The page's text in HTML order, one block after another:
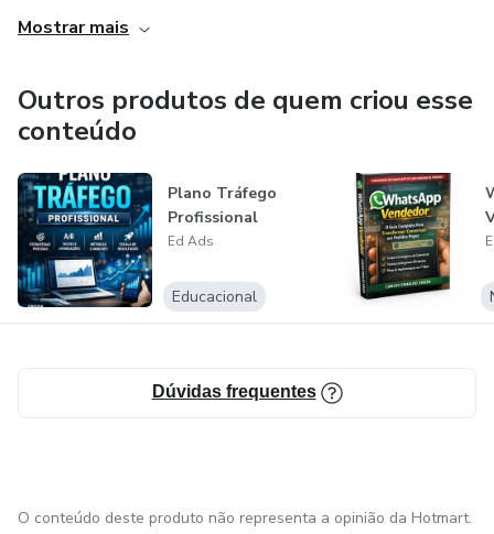
Mostrar mais
Outros produtos de quem criou esse
conteúdo
Plano Tráfego
Profissional
Ed Ads
Educacional
Dúvidas frequentes
O conteúdo deste produto não representa a opinião da Hotmart.